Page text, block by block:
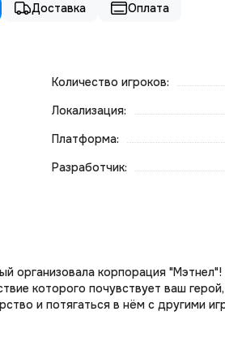
Доставка Оплата
Количество игроков:
Локализация:
Платформа:
Разработчик:
организовала корпорация
которого почувствует ваш
и потягаться в нём с другими